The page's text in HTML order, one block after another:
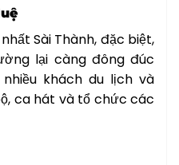
Sài Thành, đặc biệt,
lại càng đông đúc
khách du lịch và
ca hát và tổ chức các